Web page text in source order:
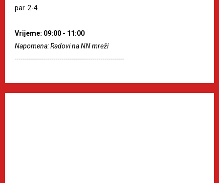
par. 2-4.
Vrijeme: 09:00 - 11:00
Napomena: Radovi na NN mreži
--------------------------------------------------------